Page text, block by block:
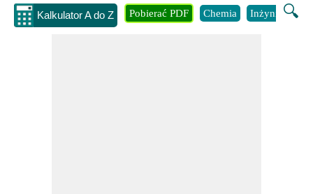
Kalkulator A do Z 🔍
Pobierać PDF Chemia Inżynieria